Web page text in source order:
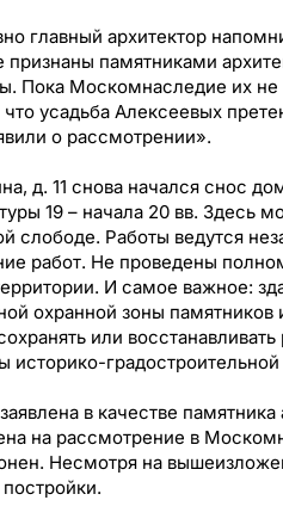
главный архитектор
памятниками
Пока Москомнаследие их не
усадьба Алексеевых
о рассмотрении».
д. 11 снова начался снос
19 – начала 20 вв. Здесь
слободе. Работы ведутся
работ. Не проведены
И самое важное:
охранной зоны памятников
или
историко-
в качестве памятника
на рассмотрение в
Несмотря на